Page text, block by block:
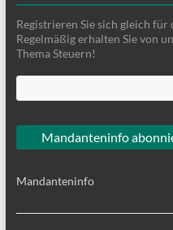
Registrieren Sie sich gleich
Regelmäßig erhalten Sie von
Thema Steuern!
Mandanteninfo